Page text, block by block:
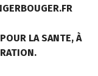
LA SANTE, À